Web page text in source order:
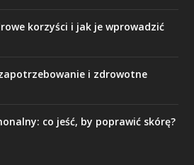
korzyści i jak je wprowadzić
i zdrowotne
co jeść, by poprawić skórę?